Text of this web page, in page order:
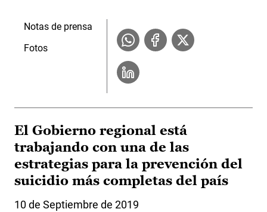
Notas de prensa
Fotos
El Gobierno regional está
trabajando con una de las
estrategias para la prevención del
suicidio más completas del país
10 de Septiembre de 2019